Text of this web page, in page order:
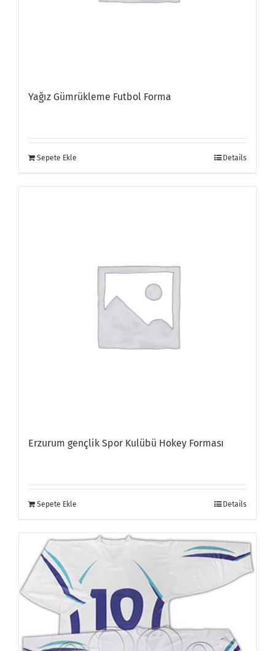
Yağız Gümrükleme Futbol Forma
Sepete Ekle Details
Erzurum gençlik Spor Kulübü Hokey Forması
Sepete Ekle Details